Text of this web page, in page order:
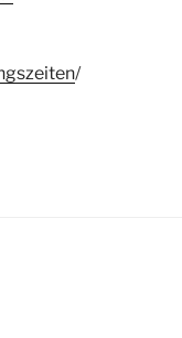
/